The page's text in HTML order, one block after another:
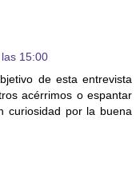
15:00
de esta entrevista
acérrimos o espantar
curiosidad por la buena